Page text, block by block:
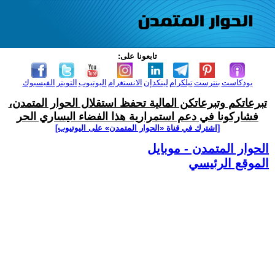
تابعونا على:
الفيسبوك التويتر اليوتيوب الانستغرام لينكدإن تيلكرامبنترست بودكاست
تبرعاتكم وتبرعاتكن المالية تحفظ استقلال الحوار المتمدن،
فشاركونا في دعم استمرارية هذا الفضاء اليساري الحر
[اشترك في قناة ‫«الحوار المتمدن» على اليوتيوب]
الحوار المتمدن - موبايل
الموقع الرئيسي